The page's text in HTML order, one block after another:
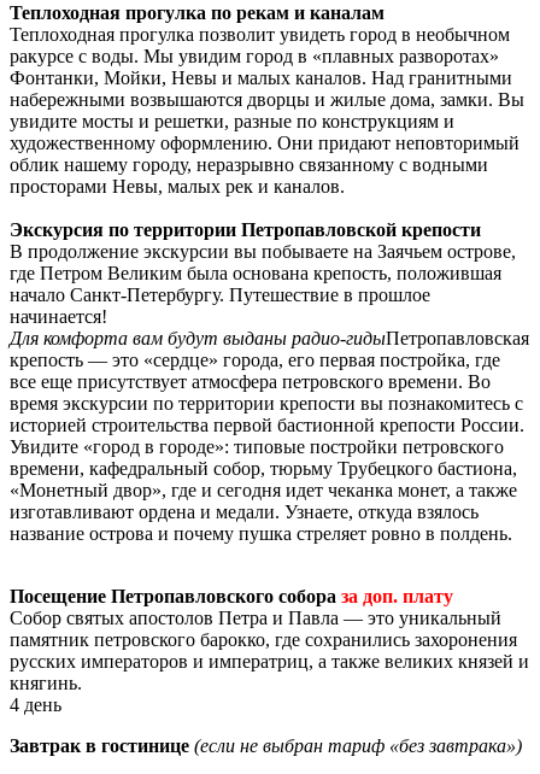
Теплоходная прогулка по рекам и каналам
Теплоходная прогулка позволит увидеть город в необычном
ракурсе с воды. Мы увидим город в «плавных разворотах»
Фонтанки, Мойки, Невы и малых каналов. Над гранитными
набережными возвышаются дворцы и жилые дома, замки. Вы
увидите мосты и решетки, разные по конструкциям и
художественному оформлению. Они придают неповторимый
облик нашему городу, неразрывно связанному с водными
просторами Невы, малых рек и каналов.
Экскурсия по территории Петропавловской крепости
В продолжение экскурсии вы побываете на Заячьем острове,
где Петром Великим была основана крепость, положившая
начало Санкт-Петербургу. Путешествие в прошлое
начинается!
Для комфорта вам будут выданы радио-гидыПетропавловская
крепость — это «сердце» города, его первая постройка, где
все еще присутствует атмосфера петровского времени. Во
время экскурсии по территории крепости вы познакомитесь с
историей строительства первой бастионной крепости России.
Увидите «город в городе»: типовые постройки петровского
времени, кафедральный собор, тюрьму Трубецкого бастиона,
«Монетный двор», где и сегодня идет чеканка монет, а также
изготавливают ордена и медали. Узнаете, откуда взялось
название острова и почему пушка стреляет ровно в полдень.
Посещение Петропавловского собора за доп. плату
Собор святых апостолов Петра и Павла — это уникальный
памятник петровского барокко, где сохранились захоронения
русских императоров и императриц, а также великих князей и
княгинь.
4 день
Завтрак в гостинице (если не выбран тариф «без завтрака»)